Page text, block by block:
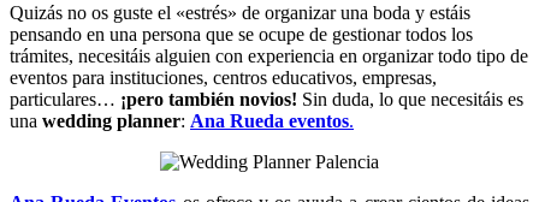
Quizás no os guste el «estrés» de organizar una boda y estáis
pensando en una persona que se ocupe de gestionar todos los
trámites, necesitáis alguien con experiencia en organizar todo tipo de
eventos para instituciones, centros educativos, empresas,
particulares… ¡pero también novios! Sin duda, lo que necesitáis es
una wedding planner: Ana Rueda eventos.